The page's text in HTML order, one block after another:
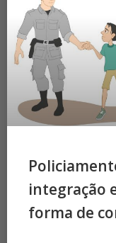
integração
forma de